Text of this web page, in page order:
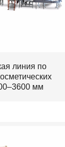
линия по
мм